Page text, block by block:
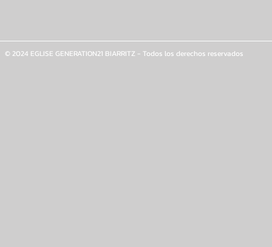
© 2024 EGLISE GENERATION21 BIARRITZ - Todos los derechos reservados